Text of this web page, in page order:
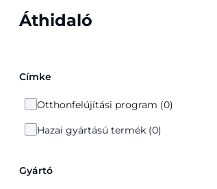
Áthidaló
Címke
Otthonfelújítási program (0)
Hazai gyártású termék (0)
Gyártó